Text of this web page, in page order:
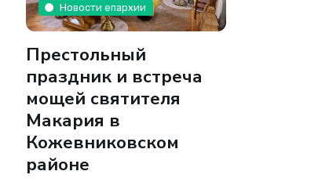
Новости епархии
Престольный
праздник и встреча
мощей святителя
Макария в
Кожевниковском
районе